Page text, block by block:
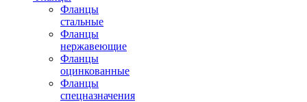
Фланцы
стальные
Фланцы
нержавеющие
Фланцы
оцинкованные
Фланцы
спецназначения